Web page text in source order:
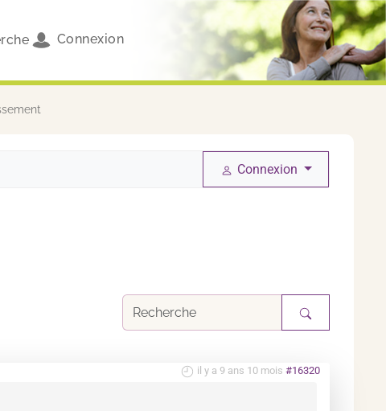
Connexion
Connexion
il y a 9 ans 10 mois #16320